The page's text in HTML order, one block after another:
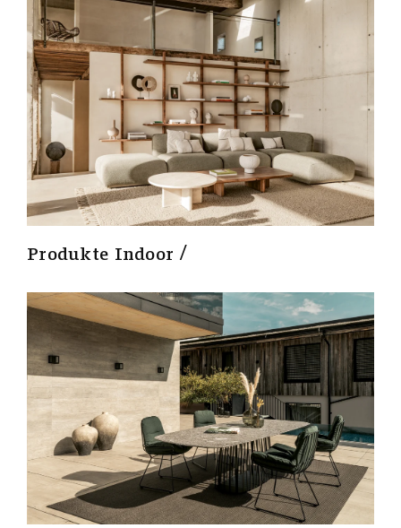
Produkte Indoor